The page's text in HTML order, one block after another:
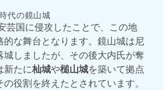
代の鏡山城
芸国に侵攻したことで、この地
な舞台となります。鏡山城は尼
しましたが、その後大内氏が奪
新たに杣城や槌山城を築いて拠点
役割を終えたとされています。